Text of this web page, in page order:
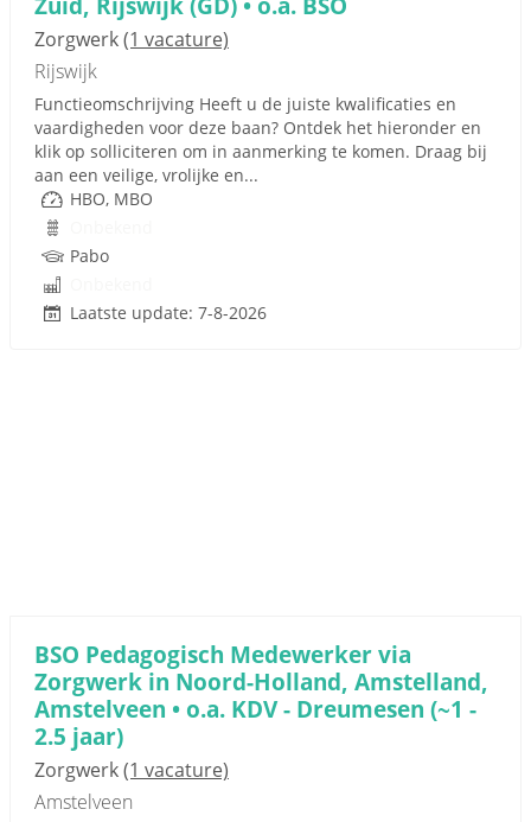
Zorgwerk(1 vacature)
Rijswijk
Functieomschrijving Heeft u de juiste kwalificaties en
vaardigheden voor deze baan? Ontdek het hieronder en
klik op solliciteren om in aanmerking te komen. Draag bij
aan een veilige, vrolijke en...
HBO, MBO
Pabo
Laatste update: 7-8-2026
BSO Pedagogisch Medewerker via
Zorgwerk in Noord-Holland, Amstelland,
Amstelveen • o.a. KDV - Dreumesen (~1 -
2.5 jaar)
Zorgwerk(1 vacature)
Amstelveen